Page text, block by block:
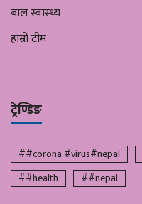
बाल स्वास्थ्य
हाम्रो टीम
ट्रेण्डिङ
##corona #virus#nepal
##health
##nepal